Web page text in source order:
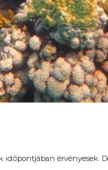
érvényesek.